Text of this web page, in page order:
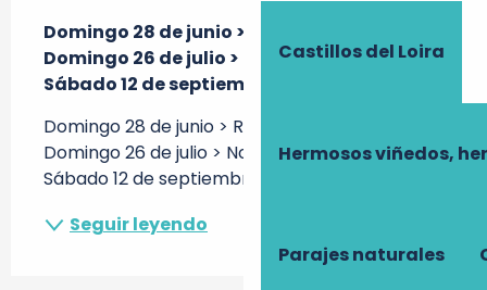
Castillos del Loira
Hermosos viñedos,
Parajes naturales
Domingo 28 de junio > Reunión general
Domingo 26 de julio > Nombres de las calles
Sábado 12 de septiembre > Postales
Domingo 28 de junio > Reunión general
Domingo 26 de julio > Nombres de las calles
Sábado 12 de septiembre > Postales
Seguir leyendo